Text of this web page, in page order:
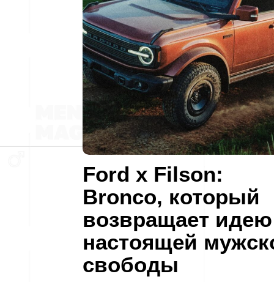
Ford x Filson:
Bronco, который
возвращает идею
настоящей
свободы